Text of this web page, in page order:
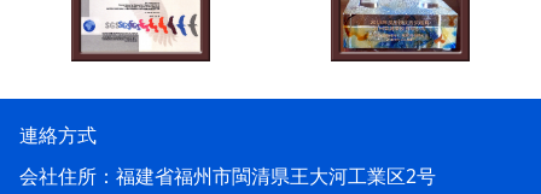
連絡方式
会社住所：福建省福州市閩清県王大河工業区2号